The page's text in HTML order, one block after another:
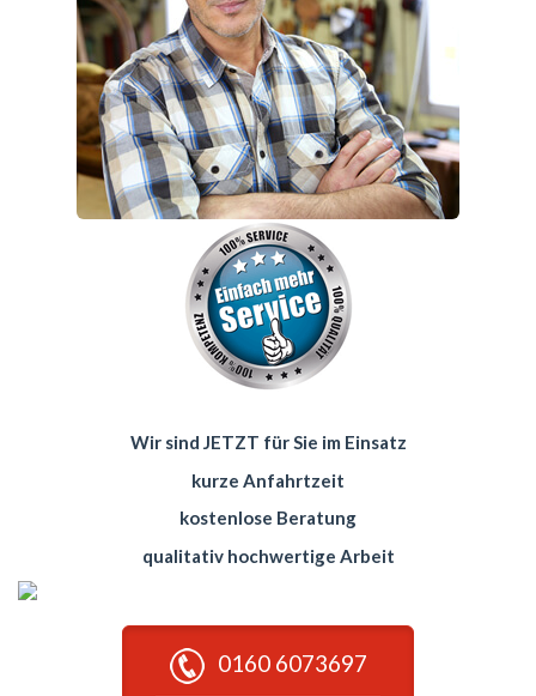
Wir sind JETZT für Sie im Einsatz
kurze Anfahrtzeit
kostenlose Beratung
qualitativ hochwertige Arbeit
0160 6073697